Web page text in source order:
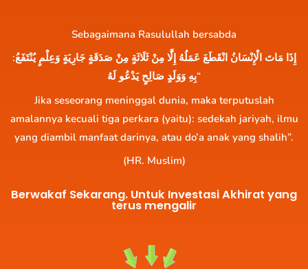
Sebagaimana Rasulullah bersabda
:إِذَا مَاتَ الْإِنْسَانُ انْقَطَعَ عَمَلُهُ إِلَّا مِنْ ثَلَاثَةٍ مِنْ صَدَقَةٍ جَارِيَةٍ وَعِلْمٍ يُنْتَفَعُ
بِهِ وَوَلَدٍ صَالِحٍ يَدْعُو لَهُ“
Jika seseorang meninggal dunia, maka terputuslah
amalannya kecuali tiga perkara (yaitu): sedekah jariyah, ilmu
yang diambil manfaat darinya, atau do’a anak yang shalih”.
(HR. Muslim)
Berwakaf Sekarang. Untuk Investasi Akhirat yang
terus mengalir